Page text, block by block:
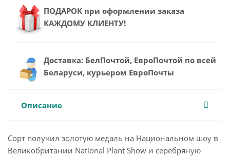
ПОДАРОК при оформлении заказа
КАЖДОМУ КЛИЕНТУ!
Доставка: БелПочтой, ЕвроПочтой по всей
Беларуси, курьером ЕвроПочты
Описание
Сорт получил золотую медаль на Национальном шоу в
Великобритании National Plant Show и серебряную